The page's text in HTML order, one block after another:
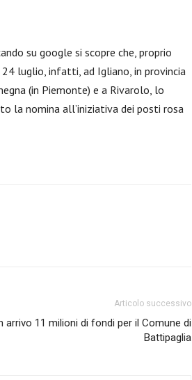
su google si scopre che, proprio
luglio, infatti, ad Igliano, in provincia
(in Piemonte) e a Rivarolo, lo
la nomina all’iniziativa dei posti rosa
Articolo successivo
arrivo 11 milioni di fondi per il Comune di
Battipaglia